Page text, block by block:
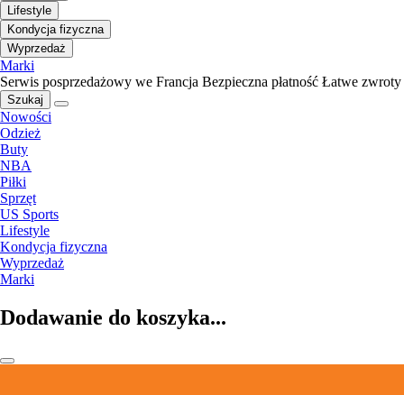
Lifestyle
Kondycja fizyczna
Wyprzedaż
Marki
Serwis posprzedażowy we Francja Bezpieczna płatność Łatwe zwroty
Szukaj
Nowości
Odzież
Buty
NBA
Piłki
Sprzęt
US Sports
Lifestyle
Kondycja fizyczna
Wyprzedaż
Marki
Dodawanie do koszyka...